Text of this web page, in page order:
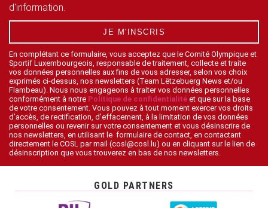
d'information.
JE M'INSCRIS
En complétant ce formulaire, vous acceptez que le Comité Olympique et
Sportif Luxembourgeois, responsable de traitement, collecte et traite
vos données personnelles aux fins de vous adresser, selon vos choix
exprimés ci-dessus, nos newsletters (Team Lëtzebuerg News et/ou
Flambeau). Nous nous engageons à traiter vos données personnelles
conformément à notre Politique de confidentialité et que sur la base
de votre consentement. Vous pouvez à tout moment exercer vos droits
d’accès, de rectification, d’effacement, à la limitation de vos données
personnelles ou revenir sur votre consentement et vous désinscrire de
nos newsletters, en utilisant le formulaire de contact, en contactant
directement le COSL par mail (cosl@cosl.lu) ou en cliquant sur le lien de
désinscription que vous trouverez en bas de nos newsletters.
GOLD PARTNERS